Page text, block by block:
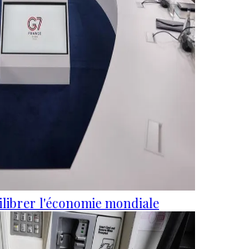
l'économie mondiale